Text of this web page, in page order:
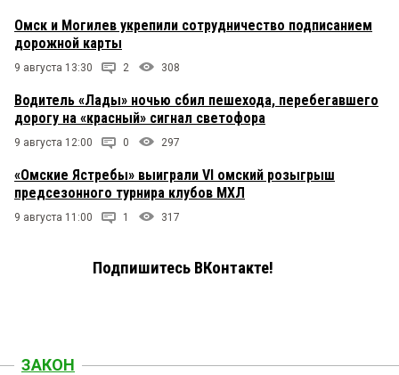
Омск и Могилев укрепили сотрудничество подписанием
дорожной карты
9 августа 13:30 2 308
Водитель «Лады» ночью сбил пешехода, перебегавшего
дорогу на «красный» сигнал светофора
9 августа 12:00 0 297
«Омские Ястребы» выиграли VI омский розыгрыш
предсезонного турнира клубов МХЛ
9 августа 11:00 1 317
Подпишитесь ВКонтакте!
ЗАКОН